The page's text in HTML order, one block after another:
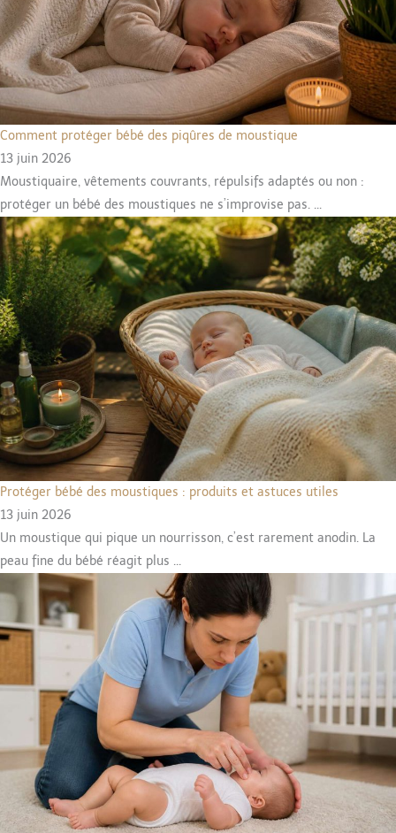
Comment protéger bébé des piqûres de moustique
13 juin 2026
Moustiquaire, vêtements couvrants, répulsifs adaptés ou non :
protéger un bébé des moustiques ne s’improvise pas. ...
Protéger bébé des moustiques : produits et astuces utiles
13 juin 2026
Un moustique qui pique un nourrisson, c’est rarement anodin. La
peau fine du bébé réagit plus ...